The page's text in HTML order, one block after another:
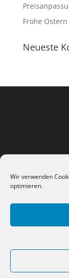
Wir verwenden
optimieren.
Frohe Ostern
Neueste